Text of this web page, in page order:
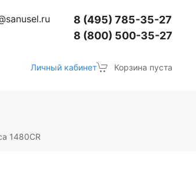
8 (495) 785-35-27
8 (800) 500-35-27
Личный кабинет Корзина пуста
1480CR